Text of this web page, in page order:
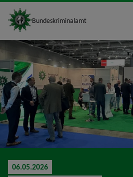
jumpToMain
site_logo
Bundeskriminalamt
06.05.2026